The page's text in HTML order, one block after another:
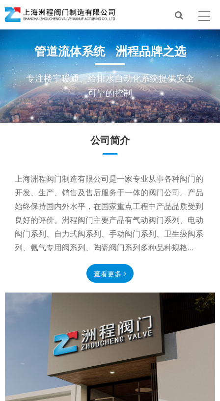
管道流体系统 洲程品牌之选
专注楼宇暖通、给排水自动化系统提供安全
可靠的控制
公司简介
上海洲程阀门制造有限公司是一家专业从事各种阀门的
开发、生产、销售及售后服务于一体的阀门公司。产品
始终保持国内外水平，在国家重点工程中产品品质受到
良好的评价。洲程阀门主要产品有气动阀门系列、电动
阀门系列、自力式阀系列、手动阀门系列、卫生级阀系
列、氨气专用阀系列、陶瓷阀门系列多种品种规格...
查看更多